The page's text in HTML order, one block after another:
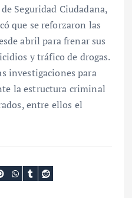
Seguridad Ciudadana,
que se reforzaron las
abril para frenar sus
y tráfico de drogas.
investigaciones para
la estructura criminal
entre ellos el